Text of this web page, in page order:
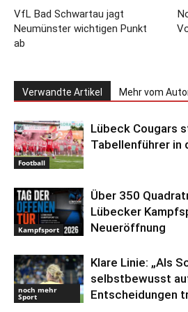
VfL Bad Schwartau jagt
Neumünster wichtigen Punkt
ab
Verwandte Artikel Mehr vom
Football
Lübeck Cougars
Tabellenführer in
Kampfsport
Über 350
Lübecker
Neueröffnung
noch mehr
Sport
Klare Linie: „Als
selbstbewusst
Entscheidungen